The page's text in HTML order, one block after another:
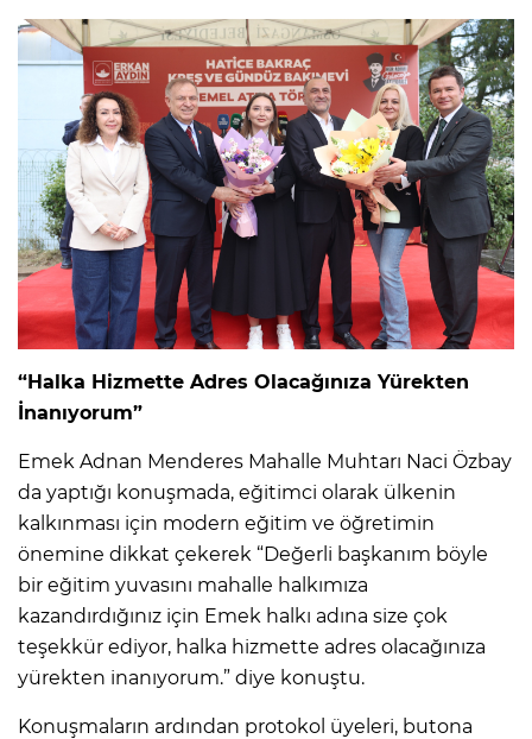
“Halka Hizmette Adres Olacağınıza Yürekten
İnanıyorum”
Emek Adnan Menderes Mahalle Muhtarı Naci Özbay
da yaptığı konuşmada, eğitimci olarak ülkenin
kalkınması için modern eğitim ve öğretimin
önemine dikkat çekerek “Değerli başkanım böyle
bir eğitim yuvasını mahalle halkımıza
kazandırdığınız için Emek halkı adına size çok
teşekkür ediyor, halka hizmette adres olacağınıza
yürekten inanıyorum.” diye konuştu.
Konuşmaların ardından protokol üyeleri, butona